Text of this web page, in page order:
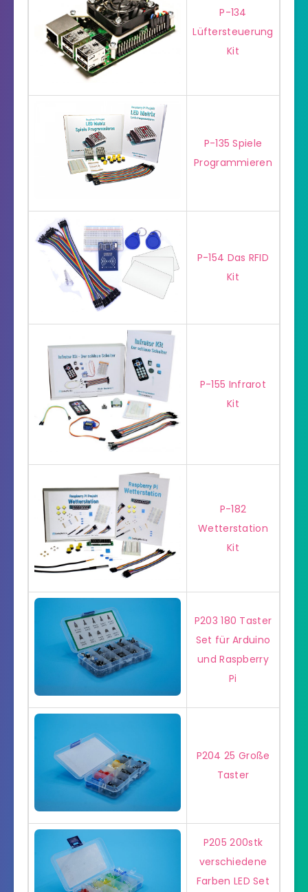
P-134
Lüftersteuerung
Kit
P-135 Spiele
Programmieren
P-154 Das RFID
Kit
P-155 Infrarot
Kit
P-182
Wetterstation
Kit
P203 180 Taster
Set für Arduino
und Raspberry
Pi
P204 25 Große
Taster
P205 200stk
verschiedene
Farben LED Set